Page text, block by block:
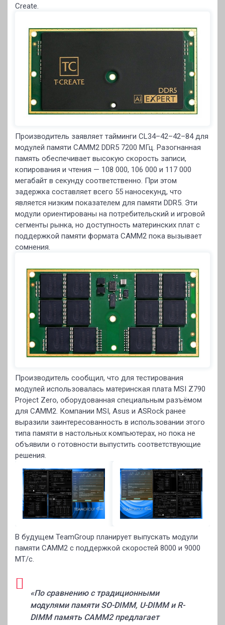
Create.
Производитель заявляет тайминги CL34–42–42–84 для
модулей памяти CAMM2 DDR5 7200 МГц. Разогнанная
память обеспечивает высокую скорость записи,
копирования и чтения — 108 000, 106 000 и 117 000
мегабайт в секунду соответственно. При этом
задержка составляет всего 55 наносекунд, что
является низким показателем для памяти DDR5. Эти
модули ориентированы на потребительский и игровой
сегменты рынка, но доступность материнских плат с
поддержкой памяти формата CAMM2 пока вызывает
сомнения.
Производитель сообщил, что для тестирования
модулей использовалась материнская плата MSI Z790
Project Zero, оборудованная специальным разъёмом
для CAMM2. Компании MSI, Asus и ASRock ранее
выразили заинтересованность в использовании этого
типа памяти в настольных компьютерах, но пока не
объявили о готовности выпустить соответствующие
решения.
В будущем TeamGroup планирует выпускать модули
памяти CAMM2 с поддержкой скоростей 8000 и 9000
MT/с.
«По сравнению с традиционными
модулями памяти SO-DIMM, U-DIMM и R-
DIMM память CAMM2 предлагает